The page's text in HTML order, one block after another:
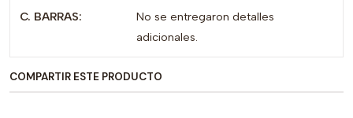
adquirido, lo que lo convierte en una solución accesible y
C. BARRAS:
No se entregaron detalles
adicionales.
COMPARTIR ESTE PRODUCTO